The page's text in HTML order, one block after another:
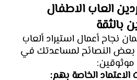
العاب الاطفال
بالثقة
نجاح أعمال استيراد ألعاب
بعض النصائح لمساعدتك في
موثوقين: